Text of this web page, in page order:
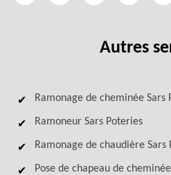
Autres
Ramonage de cheminée Sars
Ramoneur Sars Poteries
Ramonage de chaudière Sars
Pose de chapeau de